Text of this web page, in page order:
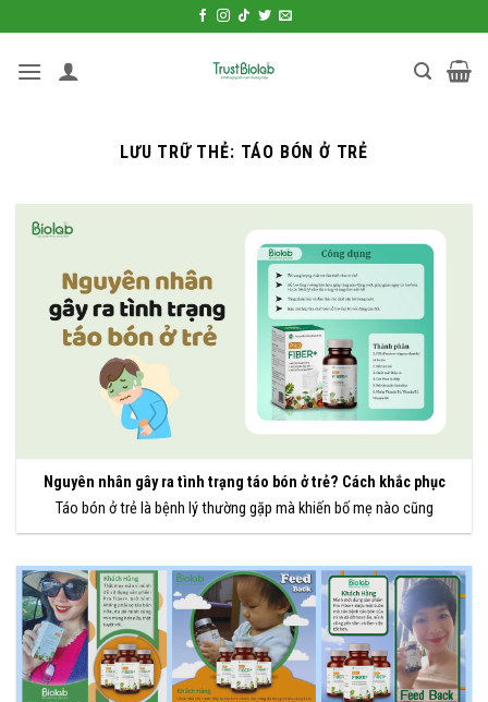
qua
LƯU TRỮ THẺ: TÁO BÓN Ở TRẺ
Nguyên nhân gây ra tình trạng táo bón ở trẻ? Cách khắc phục
Táo bón ở trẻ là bệnh lý thường gặp mà khiến bố mẹ nào cũng